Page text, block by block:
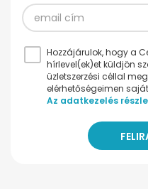
Hozzájárulok, hogy a
hírlevel(ek)et küldjön
üzletszerzési céllal
elérhetőségeimen
Az adatkezelés